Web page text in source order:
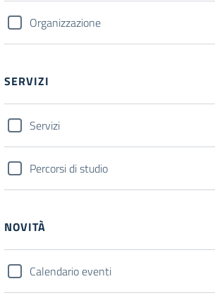
Organizzazione
SERVIZI
Servizi
Percorsi di studio
NOVITÀ
Calendario eventi